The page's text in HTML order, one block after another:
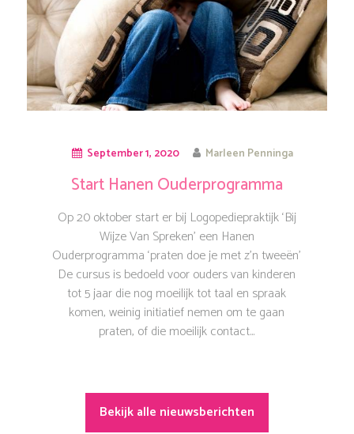
September 1, 2020 Marleen Penninga
Start Hanen Ouderprogramma
‘praten doe je met z’n tweeën’
Op 20 oktober start er bij Logopediepraktijk ‘Bij
Wijze Van Spreken’ een Hanen
Ouderprogramma ‘praten doe je met z’n tweeën’
De cursus is bedoeld voor ouders van kinderen
tot 5 jaar die nog moeilijk tot taal en spraak
komen, weinig initiatief nemen om te gaan
praten, of die moeilijk contact...
Bekijk alle nieuwsberichten